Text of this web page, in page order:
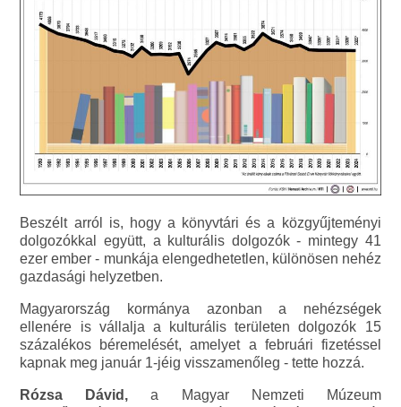
Beszélt arról is, hogy a könyvtári és a közgyűjteményi
dolgozókkal együtt, a kulturális dolgozók - mintegy 41
ezer ember - munkája elengedhetetlen, különösen nehéz
gazdasági helyzetben.
Magyarország kormánya azonban a nehézségek
ellenére is vállalja a kulturális területen dolgozók 15
százalékos béremelését, amelyet a februári fizetéssel
kapnak meg január 1-jéig visszamenőleg - tette hozzá.
Rózsa Dávid, a Magyar Nemzeti Múzeum